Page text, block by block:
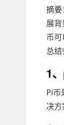
摘
展
币
总
1
Pi币
决